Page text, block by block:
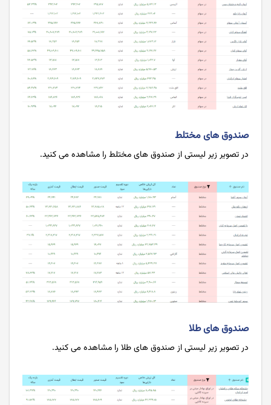
صندوق های مختلط
در تصویر زیر لیستی از صندوق های مختلط را مشاهده می کنید.
صندوق های طلا
در تصویر زیر لیستی از صندوق های طلا را مشاهده می کنید.